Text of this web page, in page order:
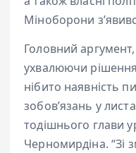
Міноборони
Головний
ухвалюючи
нібито наявність
зобовʼязань у
тодішнього глави
Черномирдіна. “Зі